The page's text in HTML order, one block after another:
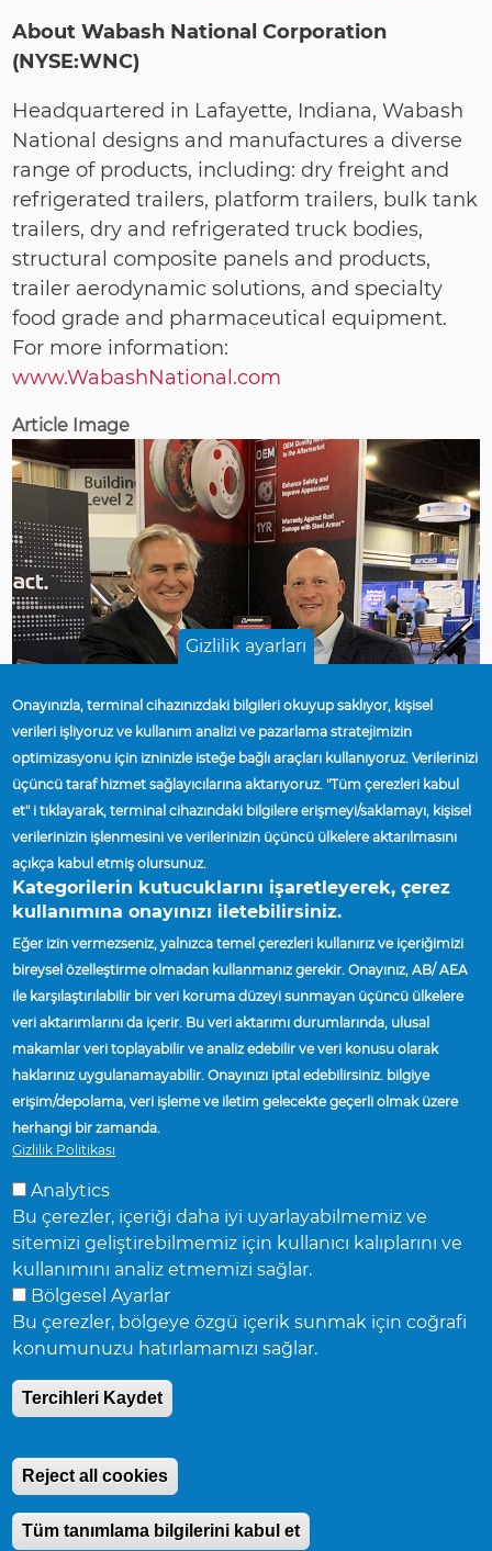
About Wabash National Corporation
(NYSE:WNC)
Headquartered in Lafayette, Indiana, Wabash
National designs and manufactures a diverse
range of products, including: dry freight and
refrigerated trailers, platform trailers, bulk tank
trailers, dry and refrigerated truck bodies,
structural composite panels and products,
trailer aerodynamic solutions, and specialty
food grade and pharmaceutical equipment.
For more information:
www.WabashNational.com
Article Image
Published On
Çar, 01/08/2020 - 12:00
Breadcrumb
Ana Sayfa
Accuride Signs Long-Term Supply
Agreement With Wabash National
TEDARIKÇILER
TESISLER VE KONUMLAR
© Accuride Corporation.
Gizlilik ayarları
Onayınızla, terminal cihazınızdaki bilgileri okuyup saklıyor, kişisel
verileri işliyoruz ve kullanım analizi ve pazarlama stratejimizin
optimizasyonu için izninizle isteğe bağlı araçları kullanıyoruz. Verilerinizi
üçüncü taraf hizmet sağlayıcılarına aktarıyoruz. "Tüm çerezleri kabul
et" i tıklayarak, terminal cihazındaki bilgilere erişmeyi/saklamayı, kişisel
verilerinizin işlenmesini ve verilerinizin üçüncü ülkelere aktarılmasını
açıkça kabul etmiş olursunuz.
Kategorilerin kutucuklarını işaretleyerek, çerez
kullanımına onayınızı iletebilirsiniz.
Eğer izin vermezseniz, yalnızca temel çerezleri kullanırız ve içeriğimizi
bireysel özelleştirme olmadan kullanmanız gerekir. Onayınız, AB/ AEA
ile karşılaştırılabilir bir veri koruma düzeyi sunmayan üçüncü ülkelere
veri aktarımlarını da içerir. Bu veri aktarımı durumlarında, ulusal
makamlar veri toplayabilir ve analiz edebilir ve veri konusu olarak
haklarınız uygulanamayabilir. Onayınızı iptal edebilirsiniz. bilgiye
erişim/depolama, veri işleme ve iletim gelecekte geçerli olmak üzere
herhangi bir zamanda.
Gizlilik Politikası
Analytics
Bu çerezler, içeriği daha iyi uyarlayabilmemiz ve
sitemizi geliştirebilmemiz için kullanıcı kalıplarını ve
kullanımını analiz etmemizi sağlar.
Bölgesel Ayarlar
Bu çerezler, bölgeye özgü içerik sunmak için coğrafi
konumunuzu hatırlamamızı sağlar.
Tercihleri Kaydet
Reject all cookies
Tüm tanımlama bilgilerini kabul et